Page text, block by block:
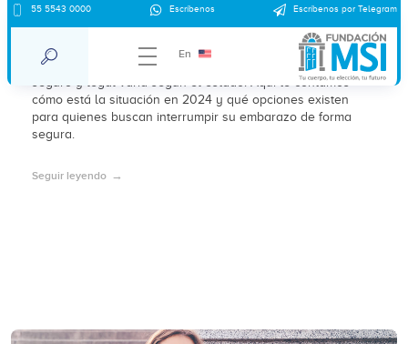
55 5543 0000 Escríbenos Escríbenos por Telegram
En
Aborto en México 2025
Con la despenalización del aborto en México, el acceso
seguro y legal varía según el estado. Aquí te contamos
cómo está la situación en 2024 y qué opciones existen
para quienes buscan interrumpir su embarazo de forma
segura.
Seguir leyendo